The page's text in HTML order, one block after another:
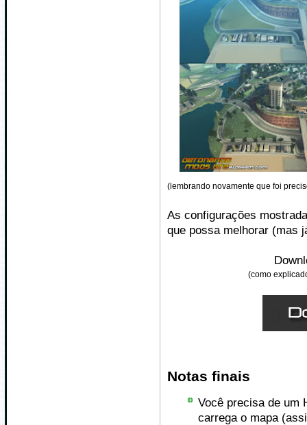
(lembrando novamente que foi
As configurações
que possa melhorar (mas
(como
Notas finais
Você precisa de um
carrega o mapa